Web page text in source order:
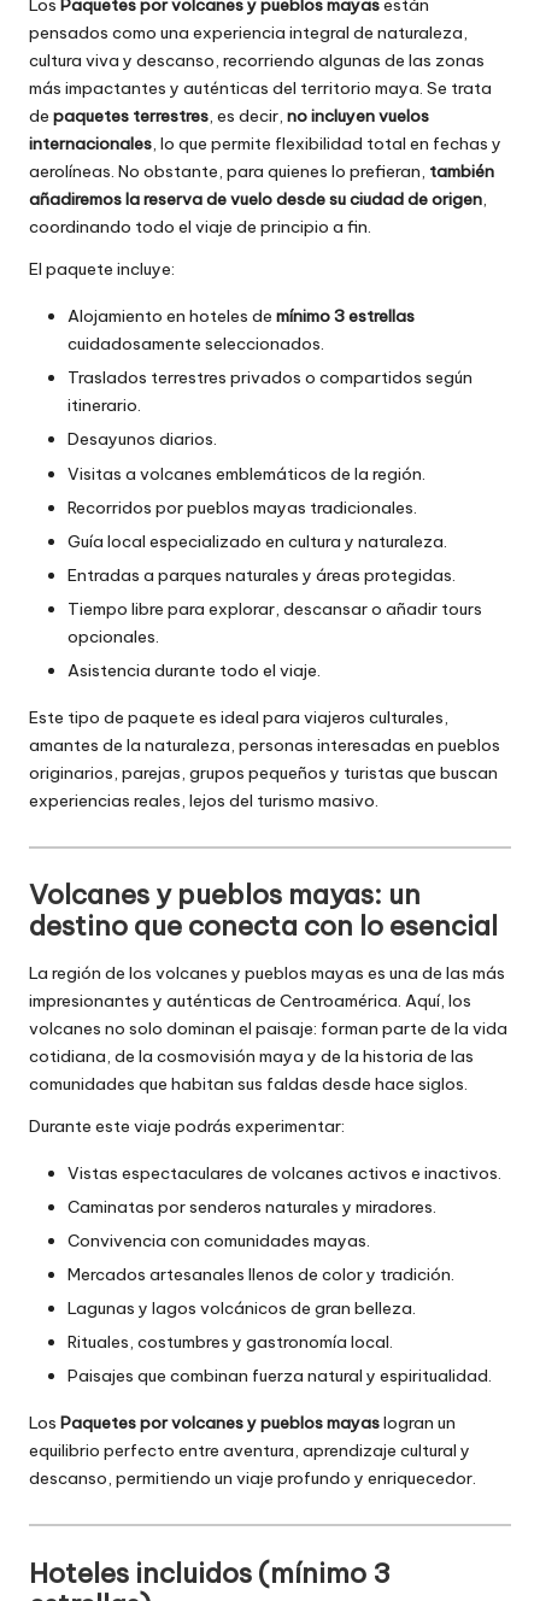
Los Paquetes por volcanes y pueblos mayasestán
pensados como una experiencia integral de naturaleza,
cultura viva y descanso, recorriendo algunas de las zonas
más impactantes y auténticas del territorio maya. Se trata
de paquetes terrestres, es decir, no incluyen vuelos
internacionales, lo que permite flexibilidad total en fechas y
aerolíneas. No obstante, para quienes lo prefieran, también
añadiremos la reserva de vuelo desde su ciudad de origen,
coordinando todo el viaje de principio a fin.
El paquete incluye:
Alojamiento en hoteles de mínimo 3 estrellas
cuidadosamente seleccionados.
Traslados terrestres privados o compartidos según
itinerario.
Desayunos diarios.
Visitas a volcanes emblemáticos de la región.
Recorridos por pueblos mayas tradicionales.
Guía local especializado en cultura y naturaleza.
Entradas a parques naturales y áreas protegidas.
Tiempo libre para explorar, descansar o añadir tours
opcionales.
Asistencia durante todo el viaje.
Este tipo de paquete es ideal para viajeros culturales,
amantes de la naturaleza, personas interesadas en pueblos
originarios, parejas, grupos pequeños y turistas que buscan
experiencias reales, lejos del turismo masivo.
Volcanes y pueblos mayas: un
destino que conecta con lo esencial
La región de los volcanes y pueblos mayas es una de las más
impresionantes y auténticas de Centroamérica. Aquí, los
volcanes no solo dominan el paisaje: forman parte de la vida
cotidiana, de la cosmovisión maya y de la historia de las
comunidades que habitan sus faldas desde hace siglos.
Durante este viaje podrás experimentar:
Vistas espectaculares de volcanes activos e inactivos.
Caminatas por senderos naturales y miradores.
Convivencia con comunidades mayas.
Mercados artesanales llenos de color y tradición.
Lagunas y lagos volcánicos de gran belleza.
Rituales, costumbres y gastronomía local.
Paisajes que combinan fuerza natural y espiritualidad.
Los Paquetes por volcanes y pueblos mayaslogran un
equilibrio perfecto entre aventura, aprendizaje cultural y
descanso, permitiendo un viaje profundo y enriquecedor.
Hoteles incluidos (mínimo 3